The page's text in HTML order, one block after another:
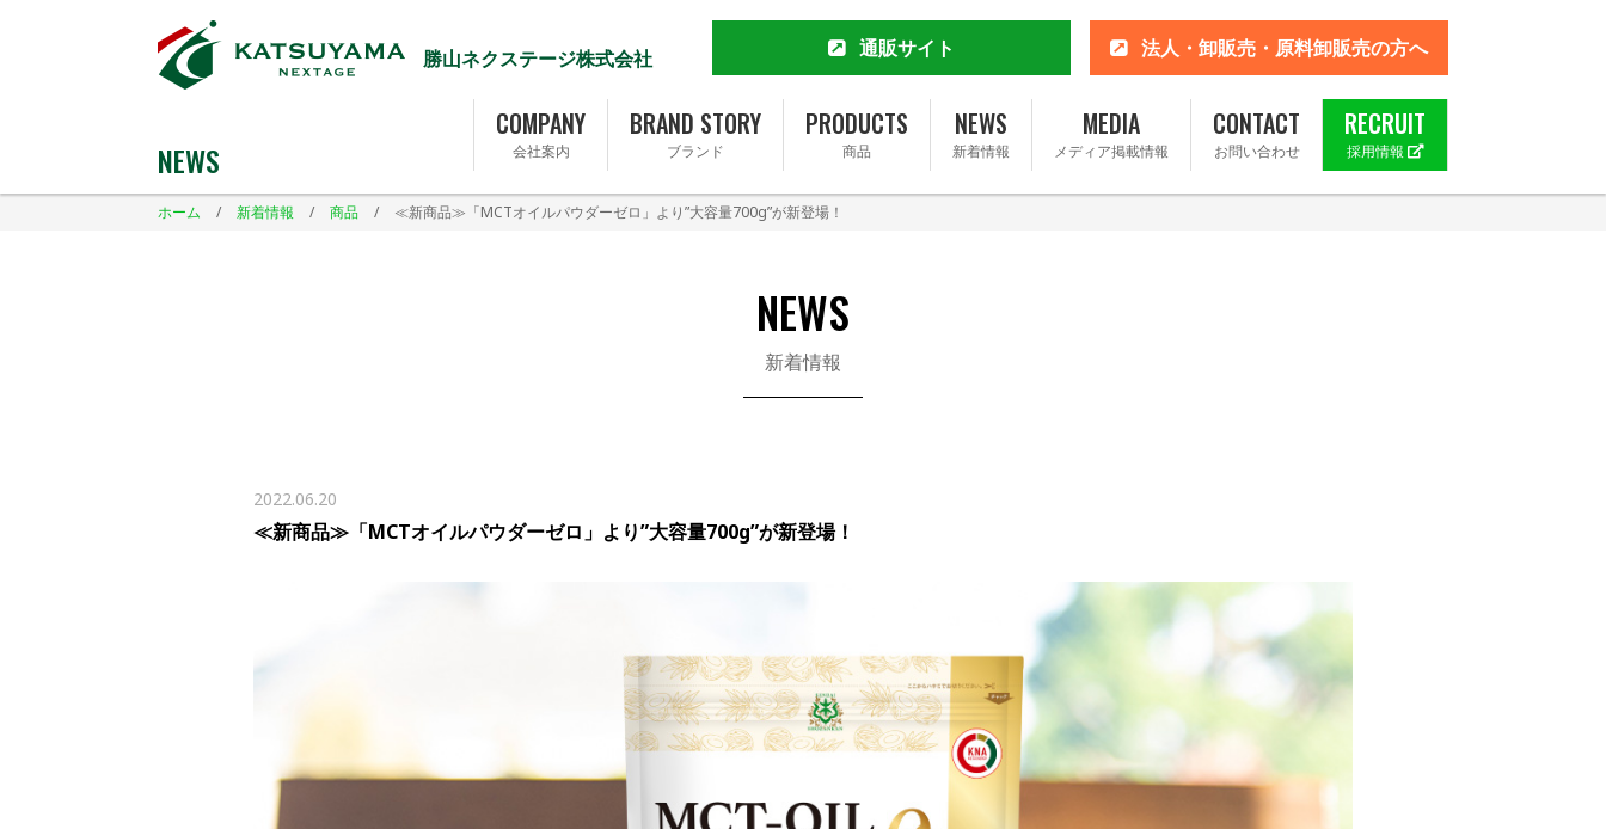
勝山ネクステージ株式会社
NEWS
通販サイト
公式通販サイト
楽天市場店
Yahoo!ショッピング店
Amazon
Amazonふるさと納税
法人・卸販売・原料卸販売の方へ
COMPANY
会社案内
BRAND STORY
ブランド
PRODUCTS
商品
NEWS
新着情報
MEDIA
メディア掲載情報
CONTACT
お問い合わせ
RECRUIT
採用情報
ホーム / 新着情報 / 商品 / ≪新商品≫「MCTオイルパウダーゼロ」より”大容量700g”が新登場！
NEWS
新着情報
2022.06.20
≪新商品≫「MCTオイルパウダーゼロ」より”大容量700g”が新登場！